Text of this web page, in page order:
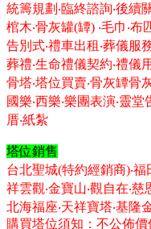
統籌規劃‧臨終諮詢‧後續
棺木‧骨灰罐(罈) ‧毛巾‧布
告別式‧禮車出租‧葬儀服
葬禮‧生命禮儀契約‧禮儀
骨塔‧塔位買賣‧骨灰罈骨
國樂‧西樂‧樂團表演‧靈
厝‧紙紮
塔位銷售
台北聖城(特約經銷商)‧福
祥雲觀‧金寶山‧觀自在‧慈
北海福座‧天祥寶塔‧基隆
購買塔位須知：不公佈